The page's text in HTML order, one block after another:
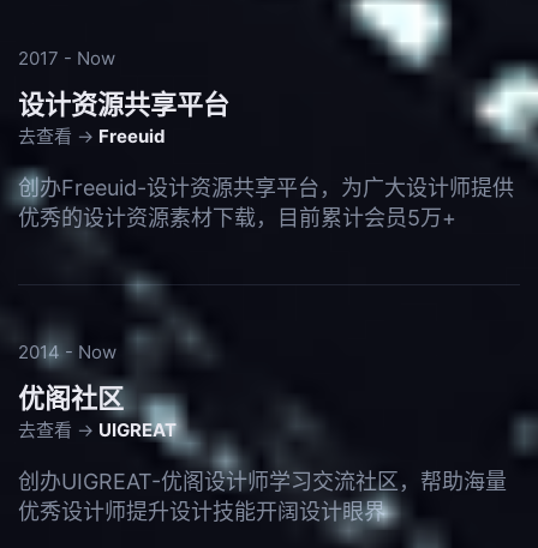
2017 - Now
设计资源共享平台
去查看 → Freeuid
创办Freeuid-设计资源共享平台，为广大设计师提供
优秀的设计资源素材下载，目前累计会员5万+
2014 - Now
优阁社区
去查看 → UIGREAT
创办UIGREAT-优阁设计师学习交流社区，帮助海量
优秀设计师提升设计技能开阔设计眼界